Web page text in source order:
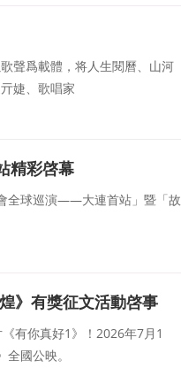
聲爲載體，将人生閱曆、山河
婕、歌唱家
精彩啓幕
全球巡演——大連首站」暨「故
》有獎征文活動啓事
有你真好1》！2026年7月1
國公映。